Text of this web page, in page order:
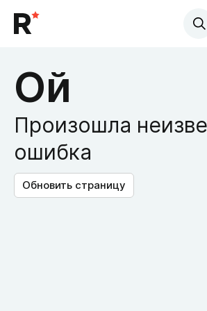
Ой
Произошла
ошибка
Обновить страницу